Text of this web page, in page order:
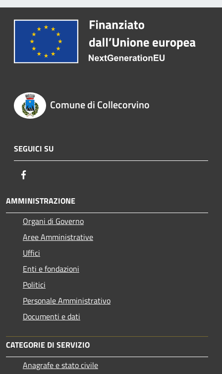
Comune di Collecorvino
SEGUICI SU
AMMINISTRAZIONE
Organi di Governo
Aree Amministrative
Uffici
Enti e fondazioni
Politici
Personale Amministrativo
Documenti e dati
CATEGORIE DI SERVIZIO
Anagrafe e stato civile